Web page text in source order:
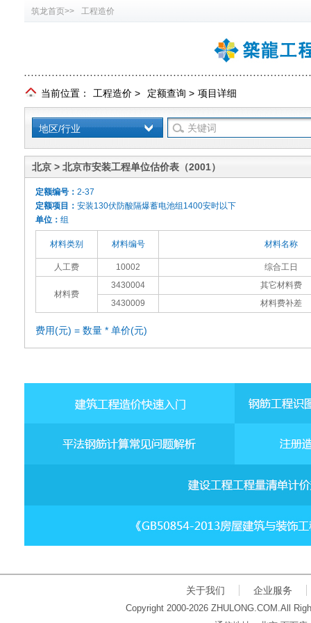
筑龙首页>> 工程造价
当前位置： 工程造价 > 定额查询 > 项目详细
地区/行业
北京 > 北京市安装工程单位估价表（2001）
定额编号： 2-37
定额项目： 安装130伏防酸隔爆蓄电池组1400安时以下
单位： 组
材料类别 材料编号 材料名称
人工费 10002 综合工日
材料费
3430004
其它材料费
3430009
材料费补差
费用(元) = 数量 * 单价(元)
关于我们 企业服务
Copyright 2000-2026 ZHULONG.COM.All